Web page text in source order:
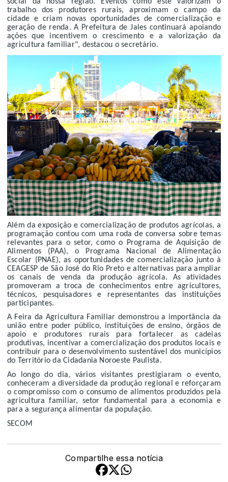
social da nossa região. Eventos como este valorizam o
trabalho dos produtores rurais, aproximam o campo da
cidade e criam novas oportunidades de comercialização e
geração de renda. A Prefeitura de Jales continuará apoiando
ações que incentivem o crescimento e a valorização da
agricultura familiar", destacou o secretário.
Além da exposição e comercialização de produtos agrícolas, a
programação contou com uma roda de conversa sobre temas
relevantes para o setor, como o Programa de Aquisição de
Alimentos (PAA), o Programa Nacional de Alimentação
Escolar (PNAE), as oportunidades de comercialização junto à
CEAGESP de São José do Rio Preto e alternativas para ampliar
os canais de venda da produção agrícola. As atividades
promoveram a troca de conhecimentos entre agricultores,
técnicos, pesquisadores e representantes das instituições
participantes.
A Feira da Agricultura Familiar demonstrou a importância da
união entre poder público, instituições de ensino, órgãos de
apoio e produtores rurais para fortalecer as cadeias
produtivas, incentivar a comercialização dos produtos locais e
contribuir para o desenvolvimento sustentável dos municípios
do Território da Cidadania Noroeste Paulista.
Ao longo do dia, vários visitantes prestigiaram o evento,
conheceram a diversidade da produção regional e reforçaram
o compromisso com o consumo de alimentos produzidos pela
agricultura familiar, setor fundamental para a economia e
para a segurança alimentar da população.
SECOM
Compartilhe essa notícia